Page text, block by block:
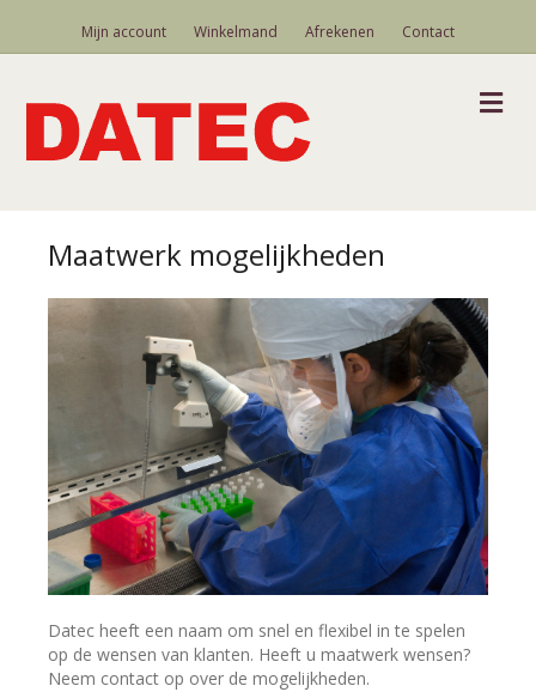
Mijn account Winkelmand Afrekenen Contact
Maatwerk mogelijkheden
Datec heeft een naam om snel en flexibel in te spelen
op de wensen van klanten. Heeft u maatwerk wensen?
Neem contact op over de mogelijkheden.